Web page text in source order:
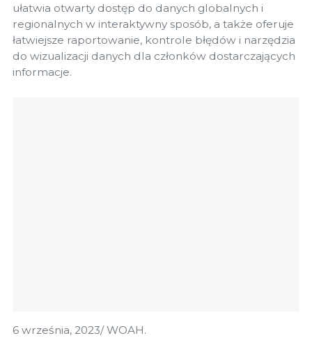
ułatwia otwarty dostęp do danych globalnych i
regionalnych w interaktywny sposób, a także oferuje
łatwiejsze raportowanie, kontrole błędów i narzędzia
do wizualizacji danych dla członków dostarczających
informacje.
6 września, 2023/ WOAH.